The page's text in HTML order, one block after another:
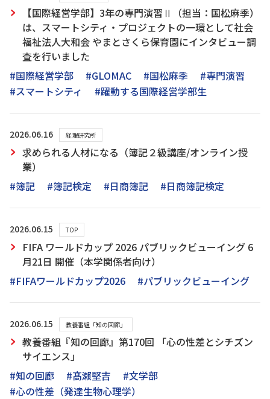
【国際経営学部】3年の専門演習Ⅱ（担当：国松麻季）
は、スマートシティ・プロジェクトの一環として社会
福祉法人大和会 やまとさくら保育園にインタビュー調
査を行いました
#国際経営学部
#GLOMAC #国松麻季
#専門演習
#スマートシティ
#躍動する国際経営学部生
2026.06.16 経理研究所
求められる人材になる（簿記２級講座/オンライン授
業）
#簿記
#簿記検定 #日商簿記 #日商簿記検定
2026.06.15 TOP
FIFA ワールドカップ 2026 パブリックビューイング 6
月21日 開催（本学関係者向け）
#FIFAワールドカップ2026
#パブリックビューイング
2026.06.15 教養番組「知の回廊」
教養番組『知の回廊』第170回 「心の性差とシチズン
サイエンス」
#知の回廊
#髙瀨堅吉
#文学部
#心の性差（発達生物心理学）